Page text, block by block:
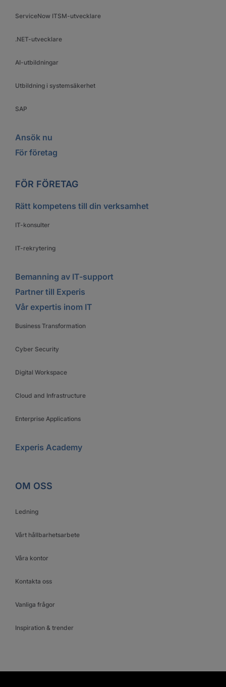
ServiceNow ITSM-utvecklare
.NET-utvecklare
AI-utbildningar
Utbildning i systemsäkerhet
SAP
Ansök nu
För företag
FÖR FÖRETAG
Rätt kompetens till din verksamhet
IT-konsulter
IT-rekrytering
Bemanning av IT-support
Partner till Experis
Vår expertis inom IT
Business Transformation
Cyber Security
Digital Workspace
Cloud and Infrastructure
Enterprise Applications
Experis Academy
OM OSS
Ledning
Vårt hållbarhetsarbete
Våra kontor
Kontakta oss
Vanliga frågor
Inspiration & trender